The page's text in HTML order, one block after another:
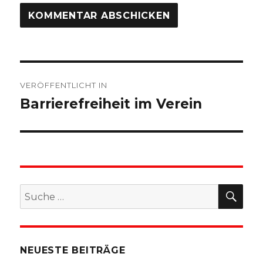
VERÖFFENTLICHT IN
Barrierefreiheit im Verein
Suche
nach:
NEUESTE BEITRÄGE